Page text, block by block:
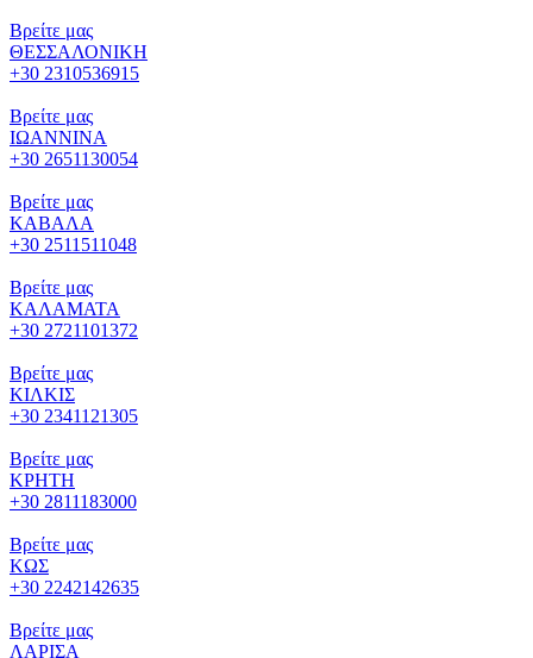
Βρείτε μας
ΘΕΣΣΑΛΟΝΙΚΗ
+30 2310536915
Βρείτε μας
ΙΩΑΝΝΙΝΑ
+30 2651130054
Βρείτε μας
ΚΑΒΑΛΑ
+30 2511511048
Βρείτε μας
ΚΑΛΑΜΑΤΑ
+30 2721101372
Βρείτε μας
ΚΙΛΚΙΣ
+30 2341121305
Βρείτε μας
ΚΡΗΤΗ
+30 2811183000
Βρείτε μας
ΚΩΣ
+30 2242142635
Βρείτε μας
ΛΑΡΙΣΑ